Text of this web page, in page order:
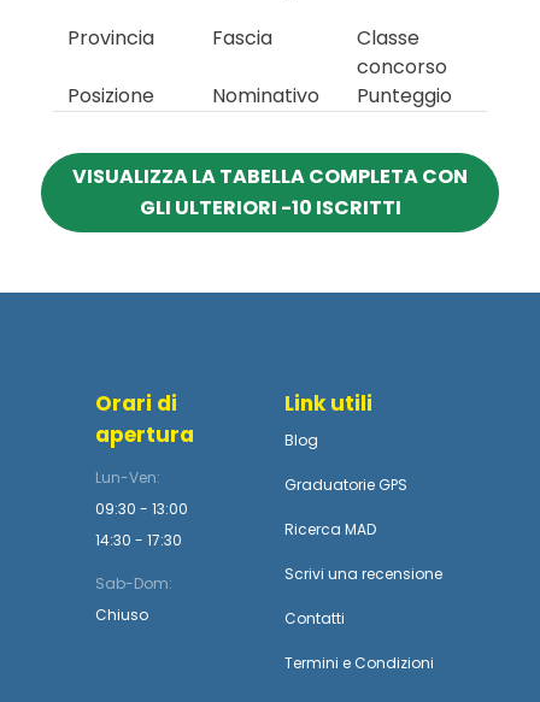
Provincia
Fascia
Classe
concorso
Posizione
Nominativo Punteggio
VISUALIZZA LA TABELLA COMPLETA CON
GLI ULTERIORI -10 ISCRITTI
Orari di
apertura
Lun-Ven:
09:30 - 13:00
14:30 - 17:30
Sab-Dom:
Chiuso
Link utili
Blog
Graduatorie GPS
Ricerca MAD
Scrivi una recensione
Contatti
Termini e Condizioni